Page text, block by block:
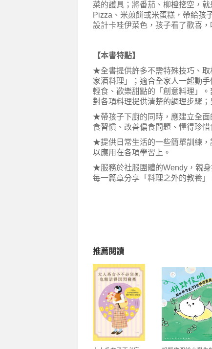
菜的護具；將番茄、柳橙挖空，
Pizza、米煎餅或米蛋糕，帶給孩
設計卡哇伊菜色，孩子看了歡喜，
【本書特點】
★全書提供許多不需特殊技巧、取
家酒料理」；適合全家人一起動
輕食、歡樂甜點的「創意料理」
對各項料理提供清楚的調理步驟
★帶孩子下廚的同時，應建立全面
食習慣、改善偏食問題、懂得珍
★提供日常生活的一些簡單訓練，
以應用在各項學習上。
★服務於社服團體的Wendy，親
每一篇章分享「料理之外的教養」
推薦閱讀